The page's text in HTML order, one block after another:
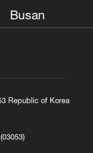
Republic of Korea
Busan